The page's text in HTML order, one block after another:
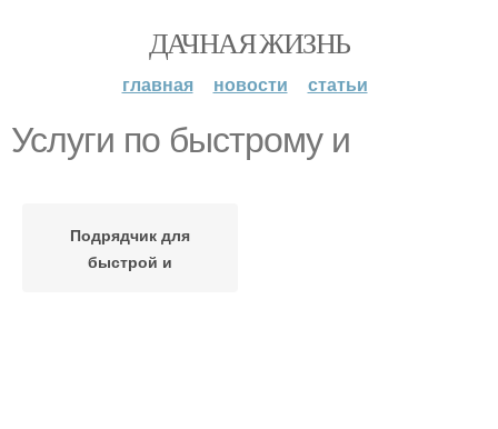
ДАЧНАЯ ЖИЗНЬ
главная новости статьи
Услуги по быстрому и
Подрядчик для
быстрой и